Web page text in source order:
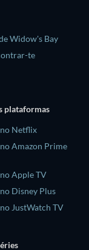
Widow's Bay
te
plataformas
Netflix
Amazon Prime
Apple TV
Disney Plus
JustWatch TV